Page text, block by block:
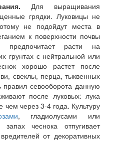
Для выращивания
грядки. Луковицы не
не подойдут места в
к поверхности почвы
предпочитает расти на
грунтах с нейтральной или
хорошо растет после
свеклы, перца, тыквенных
правил севооборота данную
после луковых: лука
чем через 3-4 года. Культуру
, гладиолусами или
чеснока отпугивает
от декоративных